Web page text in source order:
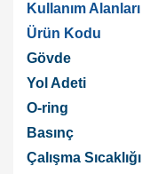
Kullanım Alanları
Ürün Kodu
Gövde
Yol Adeti
O-ring
Basınç
Çalışma Sıcaklığı